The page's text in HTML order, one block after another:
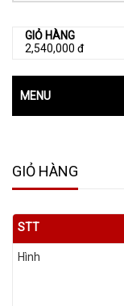
GIỎ HÀNG
2,540,000 đ
MENU
GIỎ HÀNG